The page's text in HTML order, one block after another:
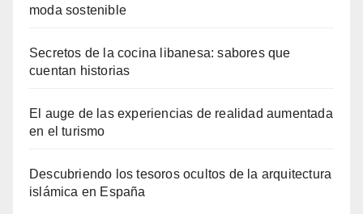
moda sostenible
Secretos de la cocina libanesa: sabores que
cuentan historias
El auge de las experiencias de realidad aumentada
en el turismo
Descubriendo los tesoros ocultos de la arquitectura
islámica en España